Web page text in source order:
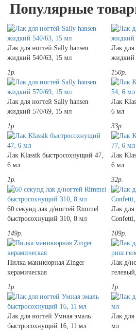
Популярные
Лак для ногтей Sally hansen
жидкий 540/63, 15 мл
1р.
Лак для
жидкий
150р.
Лак для ногтей Sally hansen
жидкий 570/69, 15 мл
1р.
Лак
6 мл
33р.
Лак Klassik быстросохнущий 47,
6 мл
1р.
Лак
6 мл
32р.
60 секунд лак д/ногтей Rimmel
быстросохнущий 310, 8 мл
149р.
Лак для
109р.
Пилка маникюрная Zinger
керамическая
1р.
Лак д/
1р.
Лак для ногтей Умная эмаль
быстросохнущий 16, 11 мл
Лак для
мл